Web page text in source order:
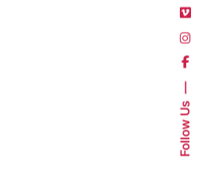
Follow Us